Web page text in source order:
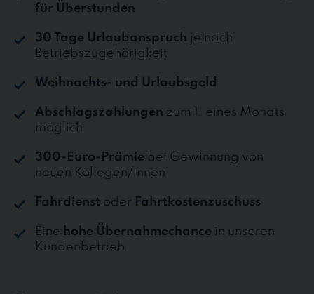
für Überstunden
30 Tage Urlaubanspruch je nach
Betriebszugehörigkeit
Weihnachts- und Urlaubsgeld
Abschlagszahlungen zum 1. eines Monats
möglich
300-Euro-Prämie bei Gewinnung von
neuen Kollegen/innen
Fahrdienst oder Fahrtkostenzuschuss
Eine hohe Übernahmechance in unseren
Kundenbetrieb